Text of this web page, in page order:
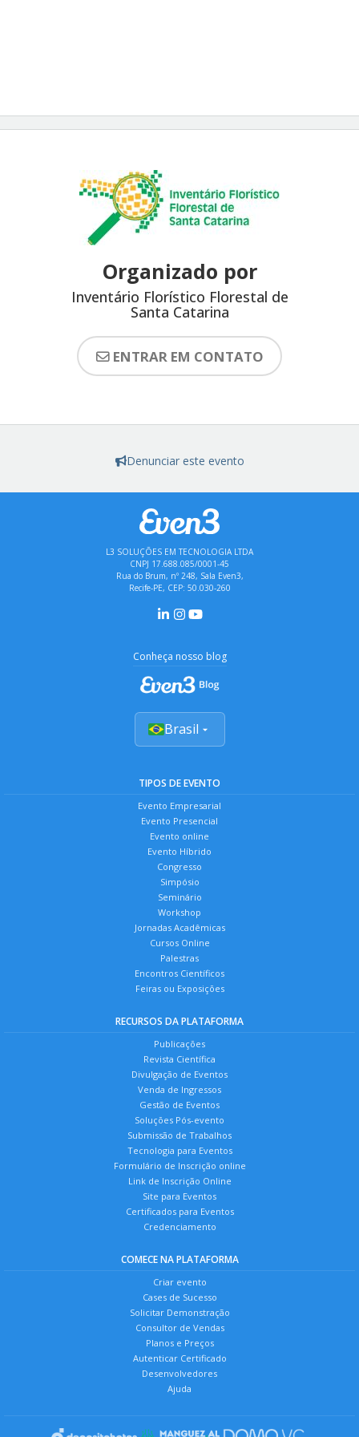
Organizado por
Inventário Florístico Florestal de
Santa Catarina
ENTRAR EM CONTATO
Denunciar este evento
L3 SOLUÇÕES EM TECNOLOGIA LTDA
CNPJ 17.688.085/0001-45
Rua do Brum, nº 248, Sala Even3,
Recife-PE, CEP: 50.030-260
Conheça nosso blog
Brasil
TIPOS DE EVENTO
Evento Empresarial
Evento Presencial
Evento online
Evento Híbrido
Congresso
Simpósio
Seminário
Workshop
Jornadas Acadêmicas
Cursos Online
Palestras
Encontros Científicos
Feiras ou Exposições
RECURSOS DA PLATAFORMA
Publicações
Revista Científica
Divulgação de Eventos
Venda de Ingressos
Gestão de Eventos
Soluções Pós-evento
Submissão de Trabalhos
Tecnologia para Eventos
Formulário de Inscrição online
Link de Inscrição Online
Site para Eventos
Certificados para Eventos
Credenciamento
COMECE NA PLATAFORMA
Criar evento
Cases de Sucesso
Solicitar Demonstração
Consultor de Vendas
Planos e Preços
Autenticar Certificado
Desenvolvedores
Ajuda